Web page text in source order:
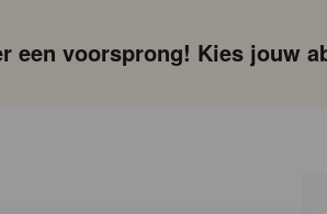
een voorsprong! Kies jouw